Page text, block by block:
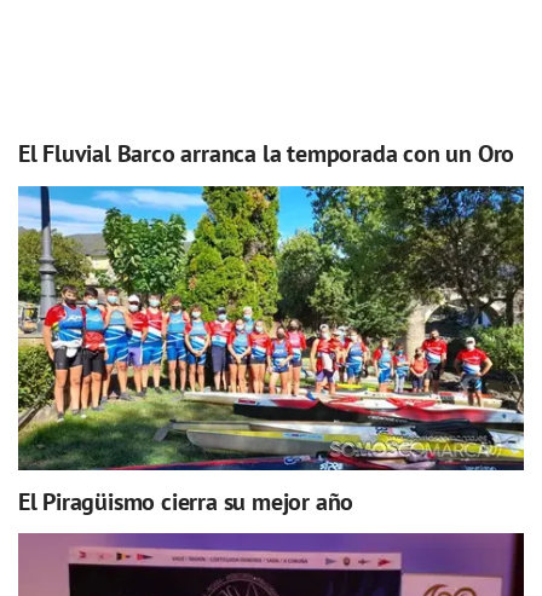
El Fluvial Barco arranca la temporada con un Oro
El Piragüismo cierra su mejor año